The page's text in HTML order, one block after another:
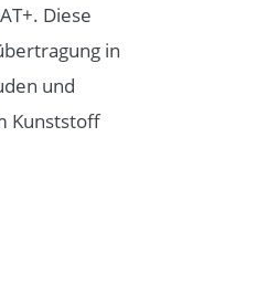
Diese
in
und
Kunststoff